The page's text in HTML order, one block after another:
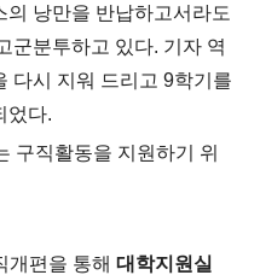
낭만을 반납하고서라도
군분투하고 있다. 기자 역
다시 지워 드리고 9학기를
었다.
구직활동을 지원하기 위
개편을 통해 대학지원실